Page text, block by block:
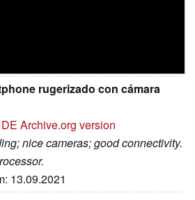
rugerizado con cámara
Archive.org version
nice cameras; good connectivity.
13.09.2021